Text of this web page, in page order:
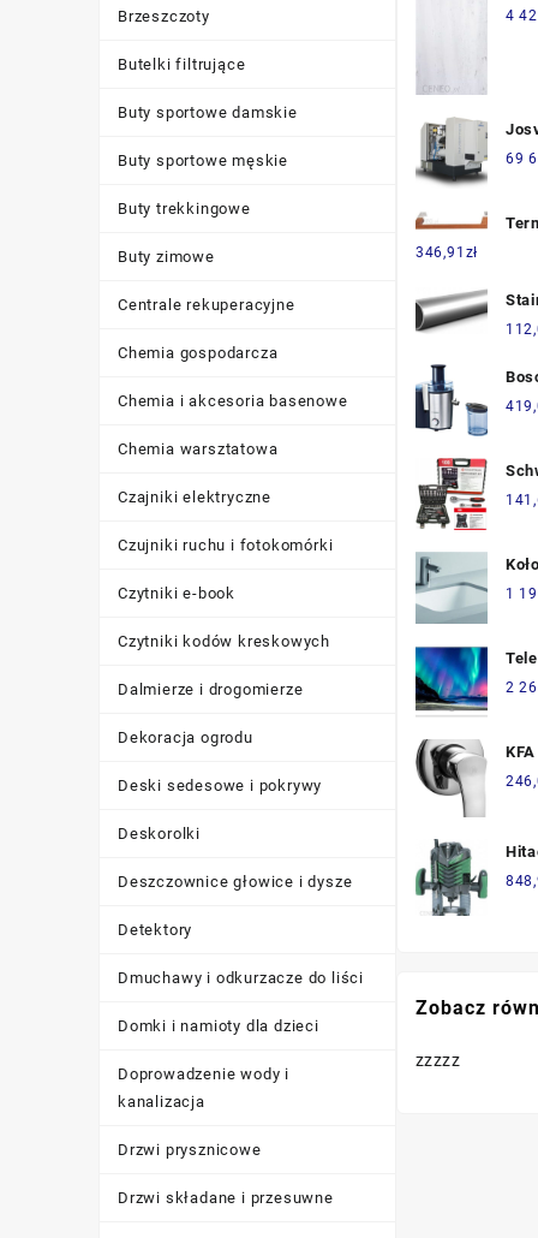
Brzeszczoty
Butelki filtrujące
Buty sportowe damskie
Buty sportowe męskie
Buty trekkingowe
Buty zimowe
Centrale rekuperacyjne
Chemia gospodarcza
Chemia i akcesoria basenowe
Chemia warsztatowa
Czajniki elektryczne
Czujniki ruchu i fotokomórki
Czytniki e-book
Czytniki kodów kreskowych
Dalmierze i drogomierze
Dekoracja ogrodu
Deski sedesowe i pokrywy
Deskorolki
Deszczownice głowice i dysze
Detektory
Dmuchawy i odkurzacze do liści
Domki i namioty dla dzieci
Doprowadzenie wody i
kanalizacja
Drzwi prysznicowe
Drzwi składane i przesuwne
4
A/
69
346,91 zł
1
2
Zobacz
zzzzz